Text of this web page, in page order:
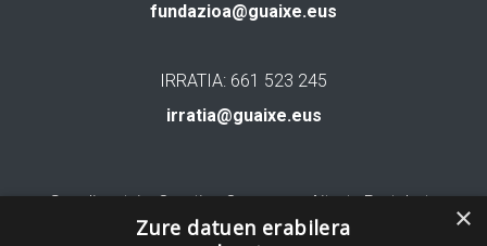
fundazioa@guaixe.eus
IRRATIA: 661 523 245
irratia@guaixe.eus
Gure lizentzia: Creative Commons Aitortu Partekatu ×
Zure datuen erabilera